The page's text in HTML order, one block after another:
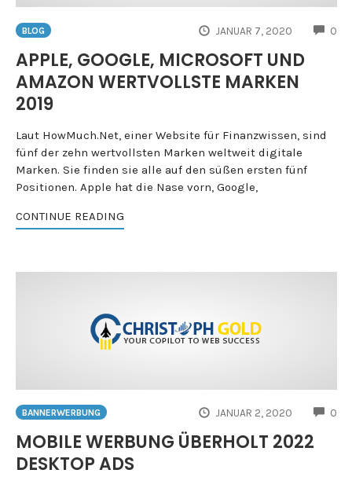
BLOG JANUAR 7, 2020 0
APPLE, GOOGLE, MICROSOFT UND
AMAZON WERTVOLLSTE MARKEN
2019
Laut HowMuch.Net, einer Website für Finanzwissen, sind
fünf der zehn wertvollsten Marken weltweit digitale
Marken. Sie finden sie alle auf den süßen ersten fünf
Positionen. Apple hat die Nase vorn, Google,
CONTINUE READING
BANNERWERBUNG JANUAR 2, 2020 0
MOBILE WERBUNG ÜBERHOLT 2022
DESKTOP ADS